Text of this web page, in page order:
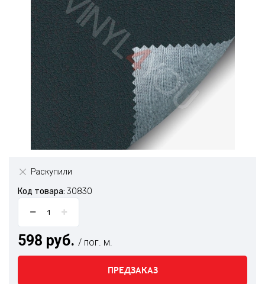
Раскупили
Код товара: 30830
598 руб. / пог. м.
ПРЕДЗАКАЗ